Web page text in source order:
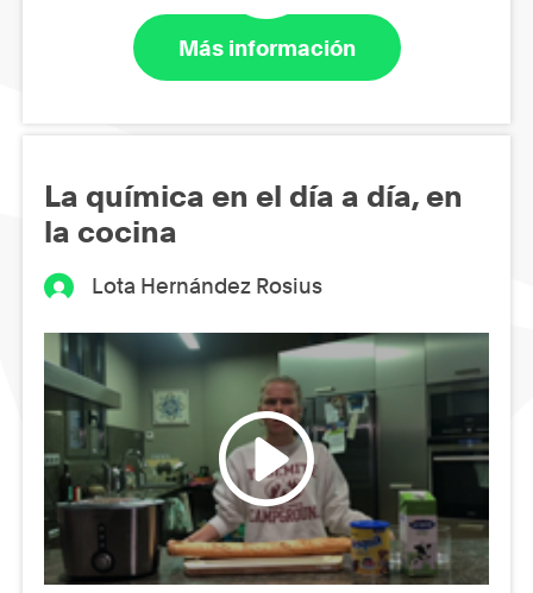
Más información
La química en el día a día, en
la cocina
Lota Hernández Rosius